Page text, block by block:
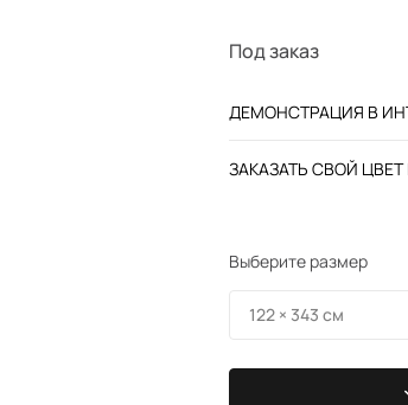
Под заказ
ДЕМОНСТРАЦИЯ В
ЗАКАЗАТЬ СВОЙ
Выберите размер
122 × 343 см